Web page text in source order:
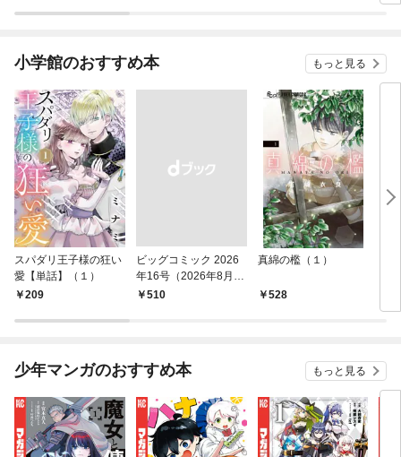
小学館のおすすめ本 もっと見る
スパダリ王子様の狂い
愛【単話】（１）
209
ビッグコミック 2026
年16号（2026年8月7
日発売）
￥510
真綿の檻（１）
528
少年マンガのおすすめ本 もっと見る